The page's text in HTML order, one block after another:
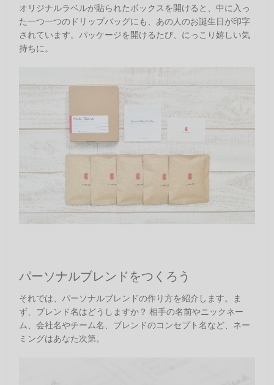
オリジナルラベルが貼られたボックスを開けると、中に入っ
た一つ一つのドリップバッグにも、あの人のお誕生日が印字
されています。パッケージを開けるたび、にっこり嬉しい気
持ちに。
パーソナルブレンドをつくろう
それでは、パーソナルブレンドの作り方を紹介します。ま
ず、ブレンド名はどうしますか？ 相手の名前やニックネー
ム、会社名やチーム名、ブレンドのコンセプト名など、ネー
ミングはあなた次第。